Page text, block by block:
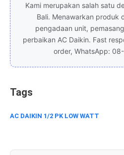
Kami merupakan salah satu
Bali. Menawarkan produk
pengadaan unit,
perbaikan AC Daikin. Fast
order, WhatsApp:
Tags
AC DAIKIN 1/2 PK LOW WATT